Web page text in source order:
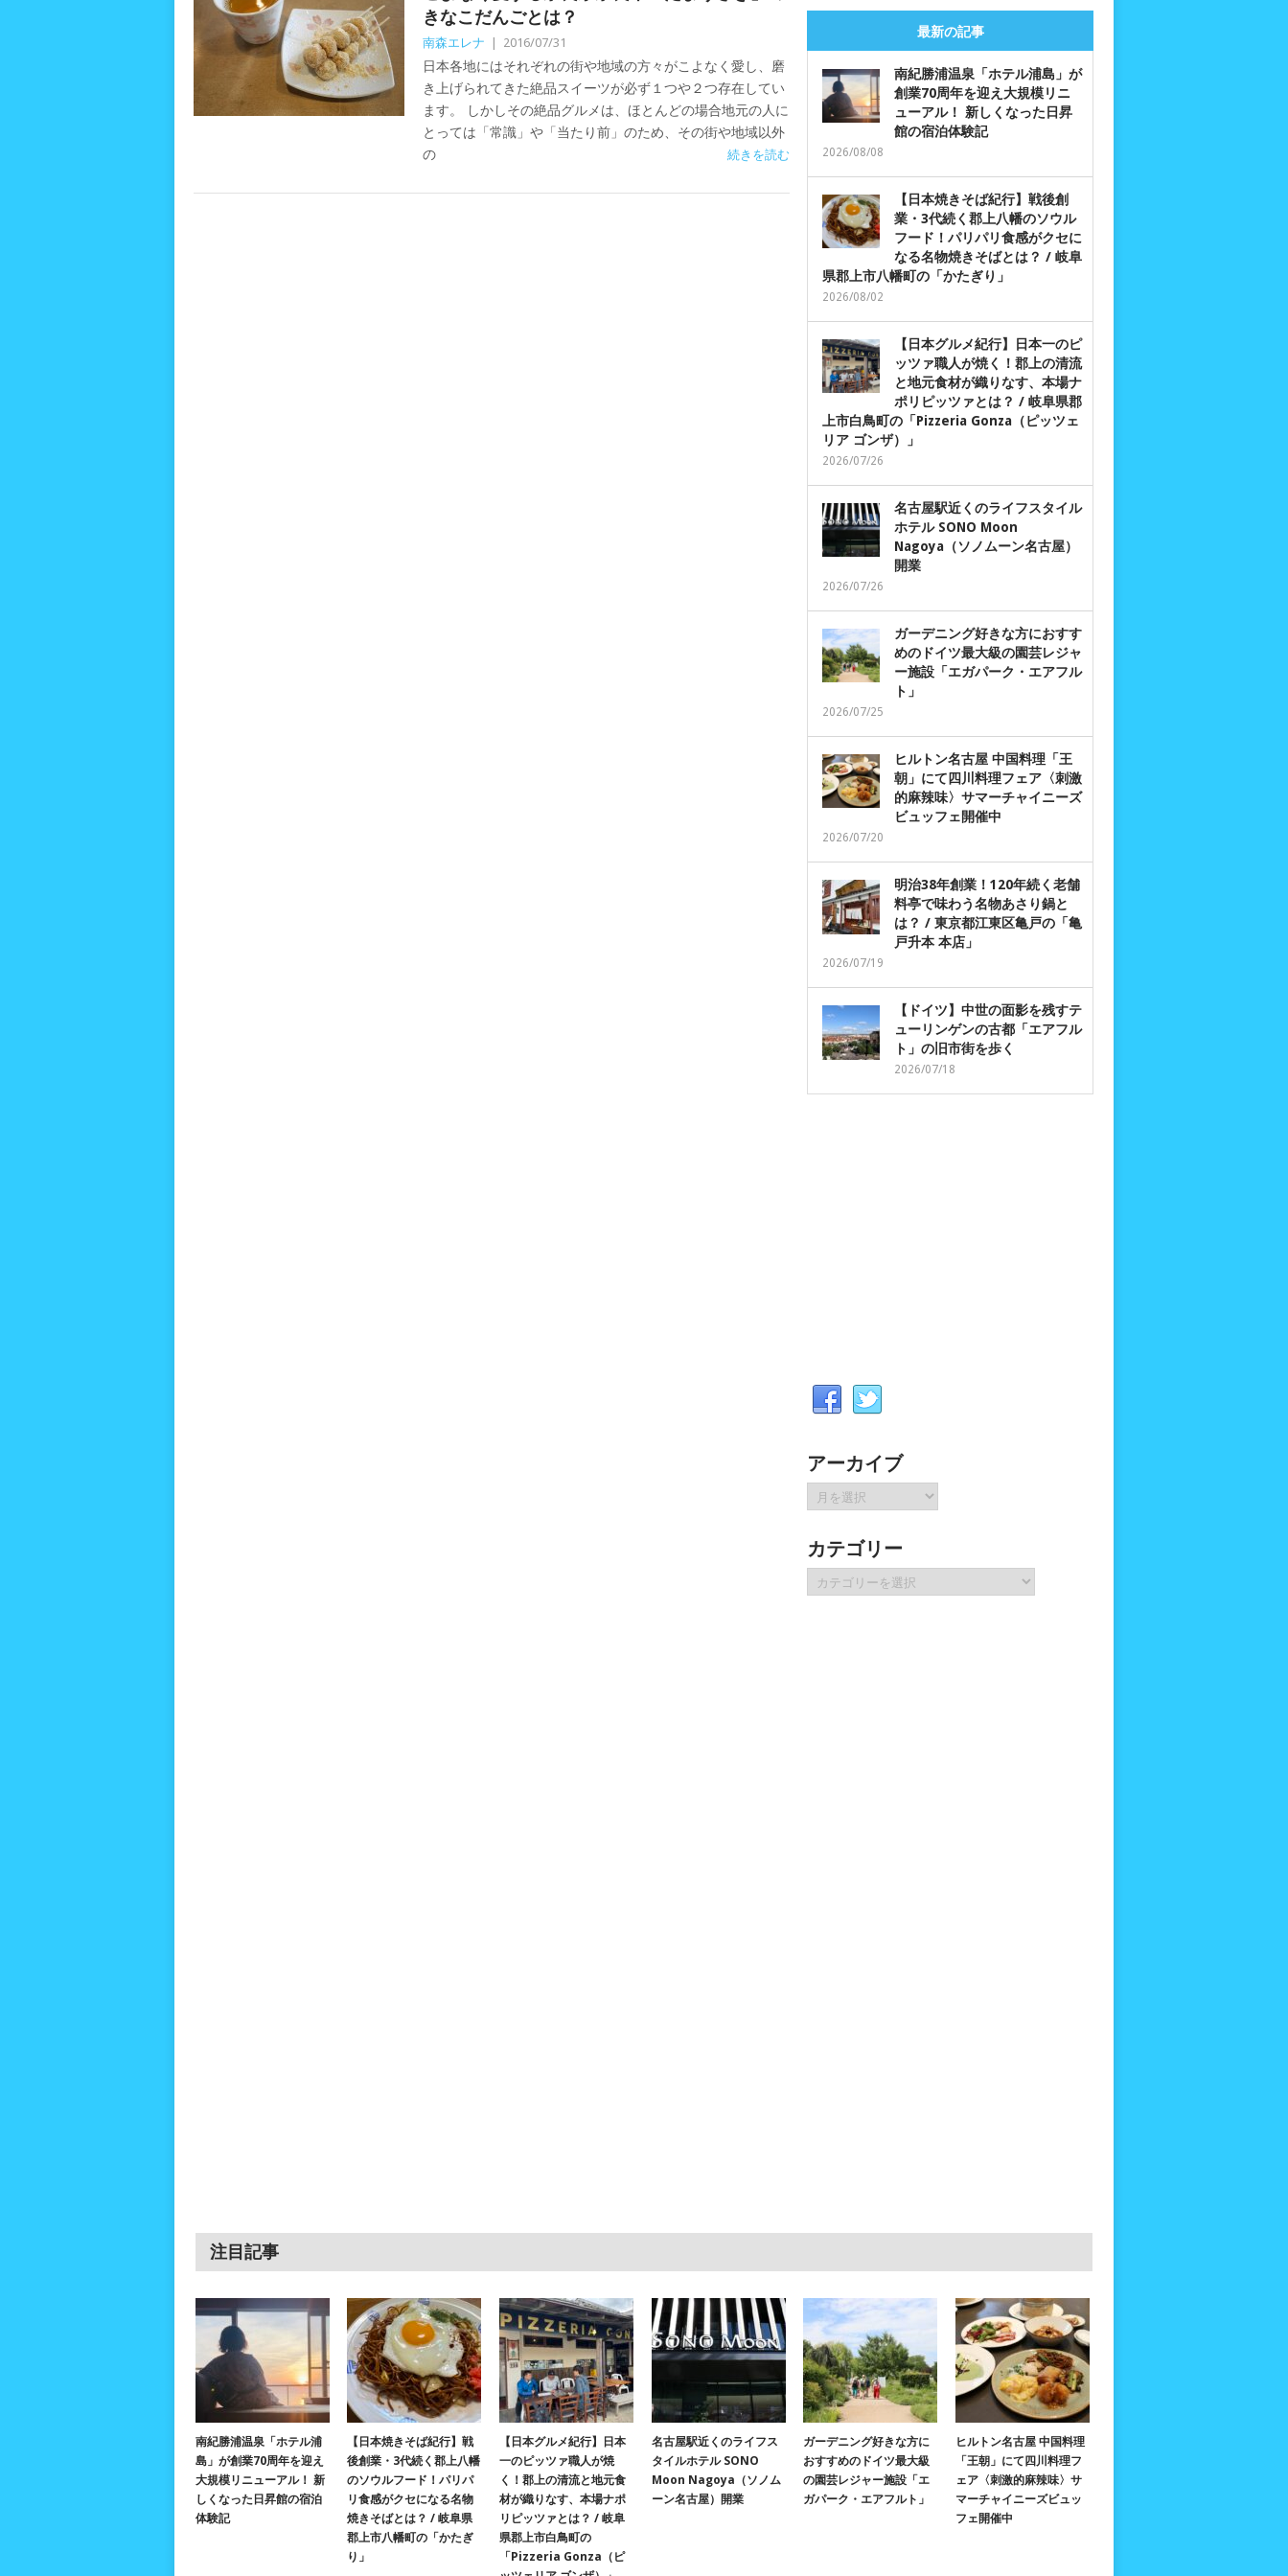
きなこだんごとは？
南森エレナ 2016/07/31
日本各地にはそれぞれの街や地域の方々がこよなく愛し、磨
き上げられてきた絶品スイーツが必ず１つや２つ存在してい
ます。 しかしその絶品グルメは、ほとんどの場合地元の人に
とっては「常識」や「当たり前」のため、その街や地域以外
の
続きを読む
最新の記事
南紀勝浦温泉「ホテル浦島」が
創業70周年を迎え大規模リニ
ューアル！ 新しくなった日昇
館の宿泊体験記
2026/08/08
【日本焼きそば紀行】戦後創
業・3代続く郡上八幡のソウル
フード！パリパリ食感がクセに
なる名物焼きそばとは？ / 岐阜
県郡上市八幡町の「かたぎり」
2026/08/02
【日本グルメ紀行】日本一のピ
ッツァ職人が焼く！郡上の清流
と地元食材が織りなす、本場ナ
ポリピッツァとは？ / 岐阜県郡
上市白鳥町の「Pizzeria Gonza（ピッツェ
リア ゴンザ）」
2026/07/26
名古屋駅近くのライフスタイル
ホテル SONO Moon
Nagoya（ソノムーン名古屋）
開業
2026/07/26
ガーデニング好きな方におすす
めのドイツ最大級の園芸レジャ
ー施設「エガパーク・エアフル
ト」
2026/07/25
ヒルトン名古屋 中国料理「王
朝」にて四川料理フェア〈刺激
的麻辣味〉サマーチャイニーズ
ビュッフェ開催中
2026/07/20
明治38年創業！120年続く老舗
料亭で味わう名物あさり鍋と
は？ / 東京都江東区亀戸の「亀
戸升本 本店」
2026/07/19
【ドイツ】中世の面影を残すテ
ューリンゲンの古都「エアフル
ト」の旧市街を歩く
2026/07/18
アーカイブ
ア
ー
イ
ブ
カテゴリー
テ
注目記事
南紀勝浦温泉「ホテル浦
島」が創業70周年を迎え
大規模リニューアル！ 新
しくなった日昇館の宿泊
体験記
【日本焼きそば紀行】戦
後創業・3代続く郡上八幡
のソウルフード！パリパ
リ食感がクセになる名物
焼きそばとは？ / 岐阜県
郡上市八幡町の「かたぎ
り」
【日本グルメ紀行】日本
一のピッツァ職人が焼
く！郡上の清流と地元食
材が織りなす、本場ナポ
リピッツァとは？ / 岐阜
県郡上市白鳥町の
「Pizzeria Gonza（ピ
名古屋駅近くのライフス
タイルホテル SONO
Moon Nagoya（ソノム
ーン名古屋）開業
ガーデニング好きな方に
おすすめのドイツ最大級
の園芸レジャー施設「エ
ガパーク・エアフルト」
ヒルトン名古屋 中国料理
「王朝」にて四川料理フ
ェア〈刺激的麻辣味〉サ
マーチャイニーズビュッ
フェ開催中